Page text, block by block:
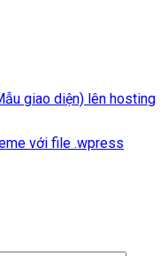
giao diện) lên hosting
với file .wpress